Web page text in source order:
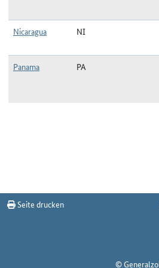
Nicaragua
NI
Panama
PA
Seite drucken
©